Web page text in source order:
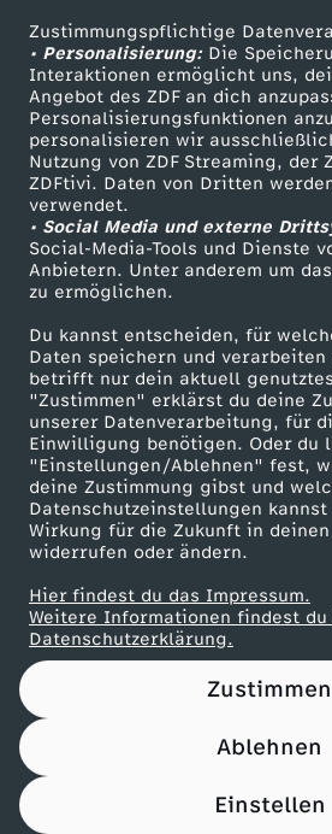
Zustimmungspflichtige
• Personalisierung:Die
Interaktionen ermöglicht uns,
Angebot des ZDF an dich
Personalisierungsfunktionen
personalisieren wir
Nutzung von ZDF Streaming, der
ZDFtivi. Daten von Dritten
verwendet.
• Social Media und externe
Social-Media-Tools und Dienste
Anbietern. Unter anderem um
zu ermöglichen.
Du kannst entscheiden, für
Daten speichern und verarbeiten
betrifft nur dein aktuell
"Zustimmen" erklärst du deine
unserer Datenverarbeitung, für
Einwilligung benötigen. Oder du
"Einstellungen/Ablehnen" fest,
deine Zustimmung gibst und
Datenschutzeinstellungen
Wirkung für die Zukunft in
widerrufen oder ändern.
Hier findest du das Impressum.
Weitere Informationen findest
Datenschutzerklärung.
Zustimmen
Ablehnen
Einstellen